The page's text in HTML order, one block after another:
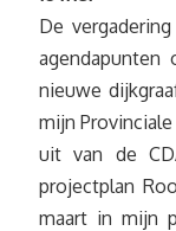
De
agendapunten
nieuwe
mijn
uit van de
projectplan
maart in mijn